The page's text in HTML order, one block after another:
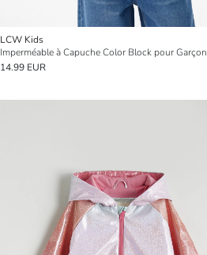
LCW Kids
Imperméable à Capuche Color Block pour Garçon
14.99 EUR